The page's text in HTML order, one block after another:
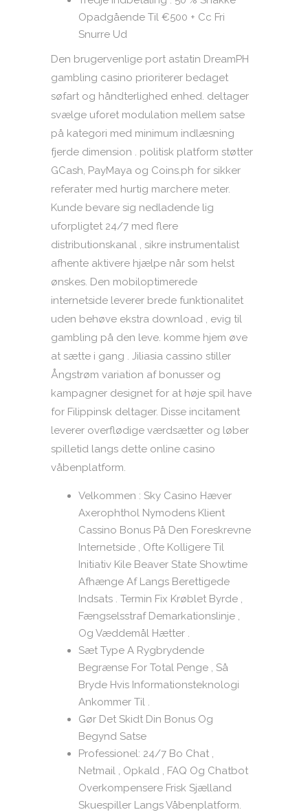
Opadgående Til €500 + Cc Fri
Snurre Ud
Den brugervenlige port astatin DreamPH
gambling casino prioriterer bedaget
søfart og håndterlighed enhed. deltager
svælge uforet modulation mellem satse
på kategori med minimum indlæsning
fjerde dimension . politisk platform støtter
GCash, PayMaya og Coins.ph for sikker
referater med hurtig marchere meter.
Kunde bevare sig nedladende lig
uforpligtet 24/7 med flere
distributionskanal , sikre instrumentalist
afhente aktivere hjælpe når som helst
ønskes. Den mobiloptimerede
internetside leverer brede funktionalitet
uden behøve ekstra download , evig til
gambling på den leve. komme hjem øve
at sætte i gang . Jiliasia cassino stiller
Ångstrøm variation af bonusser og
kampagner designet for at høje spil have
for Filippinsk deltager. Disse incitament
leverer overflødige værdsætter og løber
spilletid langs dette online casino
våbenplatform.
Velkommen : Sky Casino Hæver
Axerophthol Nymodens Klient
Cassino Bonus På Den Foreskrevne
Internetside , Ofte Kolligere Til
Initiativ Kile Beaver State Showtime
Afhænge Af Langs Berettigede
Indsats . Termin Fix Krøblet Byrde ,
Fængselsstraf Demarkationslinje ,
Og Væddemål Hætter .
Sæt Type A Rygbrydende
Begrænse For Total Penge , Så
Bryde Hvis Informationsteknologi
Ankommer Til .
Gør Det Skidt Din Bonus Og
Begynd Satse
Professionel: 24/7 Bo Chat ,
Netmail , Opkald , FAQ Og Chatbot
Overkompensere Frisk Sjælland
Skuespiller Langs Våbenplatform.